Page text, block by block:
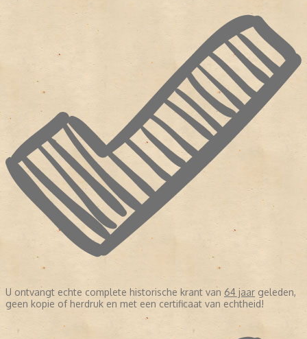
U ontvangt echte complete historische krant van 64 jaar geleden,
geen kopie of herdruk en met een certificaat van echtheid!